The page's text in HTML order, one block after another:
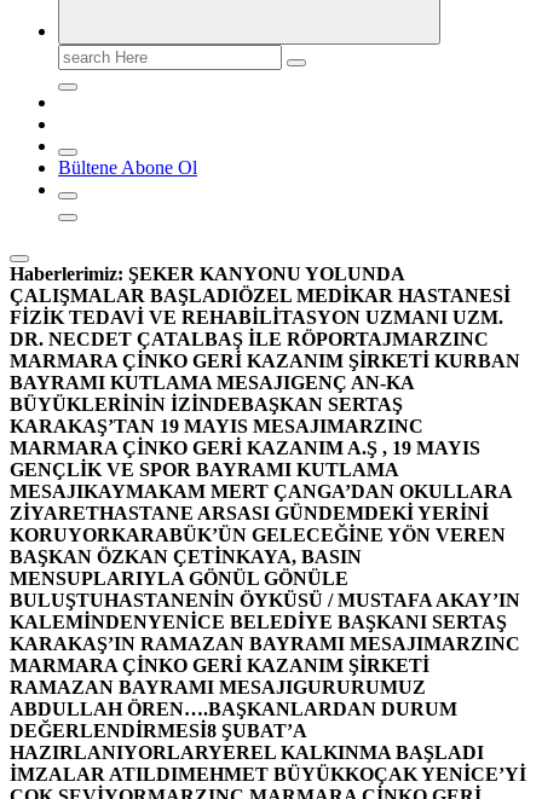
Search
for:
Bültene Abone Ol
Haberlerimiz: ŞEKER KANYONU YOLUNDA
ÇALIŞMALAR BAŞLADIÖZEL MEDİKAR HASTANESİ
FİZİK TEDAVİ VE REHABİLİTASYON UZMANI UZM.
DR. NECDET ÇATALBAŞ İLE RÖPORTAJMARZINC
MARMARA ÇİNKO GERİ KAZANIM ŞİRKETİ KURBAN
BAYRAMI KUTLAMA MESAJIGENÇ AN-KA
BÜYÜKLERİNİN İZİNDEBAŞKAN SERTAŞ
KARAKAŞ’TAN 19 MAYIS MESAJIMARZINC
MARMARA ÇİNKO GERİ KAZANIM A.Ş , 19 MAYIS
GENÇLİK VE SPOR BAYRAMI KUTLAMA
MESAJIKAYMAKAM MERT ÇANGA’DAN OKULLARA
ZİYARETHASTANE ARSASI GÜNDEMDEKİ YERİNİ
KORUYORKARABÜK’ÜN GELECEĞİNE YÖN VEREN
BAŞKAN ÖZKAN ÇETİNKAYA, BASIN
MENSUPLARIYLA GÖNÜL GÖNÜLE
BULUŞTUHASTANENİN ÖYKÜSÜ / MUSTAFA AKAY’IN
KALEMİNDENYENİCE BELEDİYE BAŞKANI SERTAŞ
KARAKAŞ’IN RAMAZAN BAYRAMI MESAJIMARZINC
MARMARA ÇİNKO GERİ KAZANIM ŞİRKETİ
RAMAZAN BAYRAMI MESAJIGURURUMUZ
ABDULLAH ÖREN….BAŞKANLARDAN DURUM
DEĞERLENDİRMESİ8 ŞUBAT’A
HAZIRLANIYORLARYEREL KALKINMA BAŞLADI
İMZALAR ATILDIMEHMET BÜYÜKKOÇAK YENİCE’Yİ